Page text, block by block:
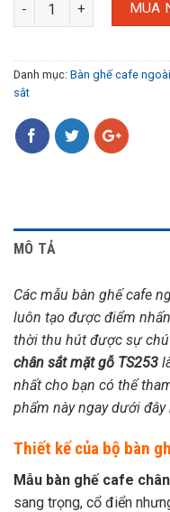
MUA
Danh mục: Bàn ghế cafe
sắt
MÔ TẢ
Các mẫu bàn ghế cafe
luôn tạo được điểm
thời thu hút được sự chú
chân sắt mặt gỗ TS253
nhất cho bạn có thể
phẩm này ngay dưới đây
Thiết kế của bộ bàn
Mẫu bàn ghế cafe
sang trọng, cổ điển